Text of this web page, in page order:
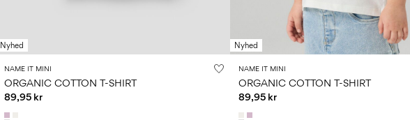
Nyhed
NAME IT MINI
ORGANIC COTTON T-SHIRT
89,95 kr
Nyhed
NAME IT MINI
ORGANIC COTTON T-SHIRT
89,95 kr